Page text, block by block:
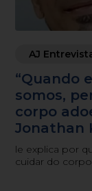
AJ
“Quando
somos,
corpo
Jonathan
le explica por
cuidar do